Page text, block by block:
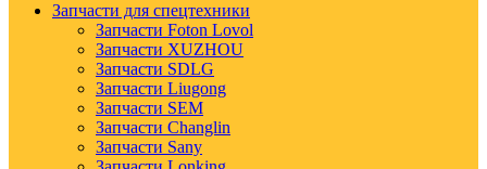
Запчасти для спецтехники
Запчасти Foton Lovol
Запчасти XUZHOU
Запчасти SDLG
Запчасти Liugong
Запчасти SEM
Запчасти Changlin
Запчасти Sany